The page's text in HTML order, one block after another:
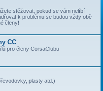
stěžovat, pokud se vám nelíbí
k problému se budou vždy obě
členy!
CC
pro členy CorsaClubu
plasty atd.)